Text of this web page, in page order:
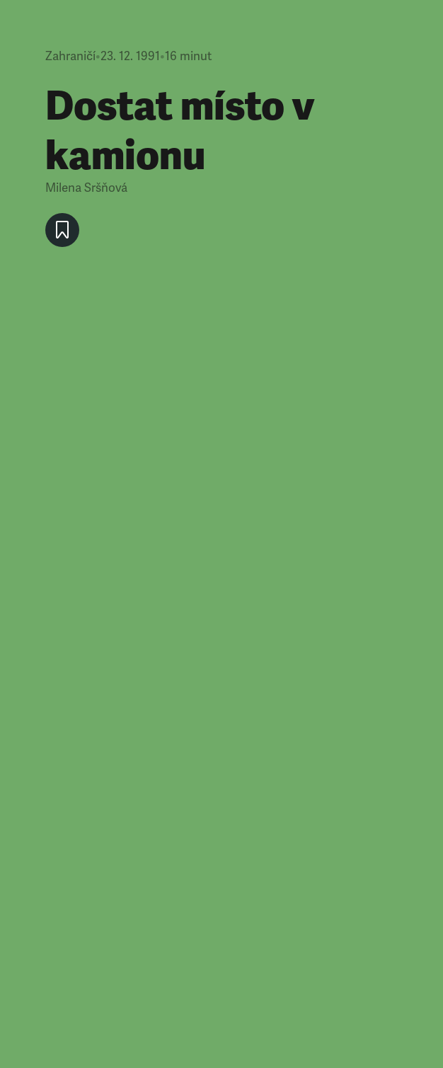
Zahraničí•23. 12. 1991•16 minut
Dostat místo v
kamionu
Milena Sršňová